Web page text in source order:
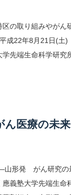
の取り組みやが
22年8月21日(
先端生命科学研
医療の未
形発 がん研究の
義塾大学先端生